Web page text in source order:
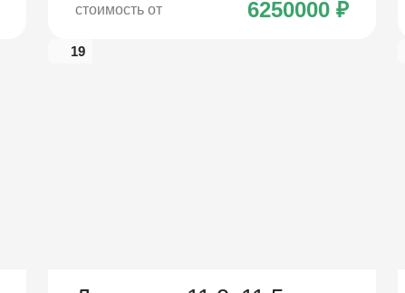
стоимость от 6250000 ₽
19